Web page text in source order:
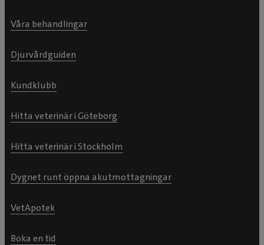
Våra behandlingar
Djurvårdguiden
Kundklubb
Hitta veterinär i Göteborg
Hitta veterinär i Stockholm
Dygnet runt öppna akutmottagningar
VetApotek
Boka en tid